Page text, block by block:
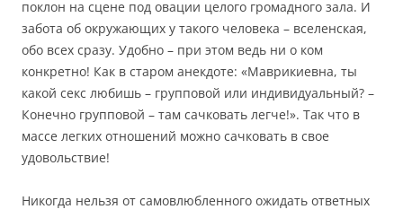
поклон на сцене под овации целого громадного зала. И
забота об окружающих у такого человека – вселенская,
обо всех сразу. Удобно – при этом ведь ни о ком
конкретно! Как в старом анекдоте: «Маврикиевна, ты
какой секс любишь – групповой или индивидуальный? –
Конечно групповой – там сачковать легче!». Так что в
массе легких отношений можно сачковать в свое
удовольствие!
Никогда нельзя от самовлюбленного ожидать ответных